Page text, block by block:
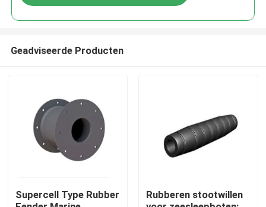
Geadviseerde Producten
Supercell Type Rubber
Rubberen stootwillen